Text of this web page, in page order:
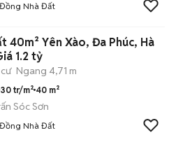
Nhà Đất
40m² Yên Xào, Đa Phúc, Hà
1.2 tỷ
Ngang 4,71 m
30 tr/m² 40 m²
Sóc Sơn
Nhà Đất